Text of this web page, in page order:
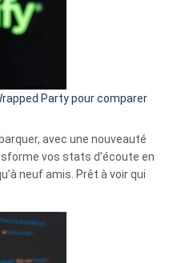
»
Solly
change
la
des
Party pour comparer
avec une nouveauté
vos stats d’écoute en
neuf amis. Prêt à voir qui
Wrapped